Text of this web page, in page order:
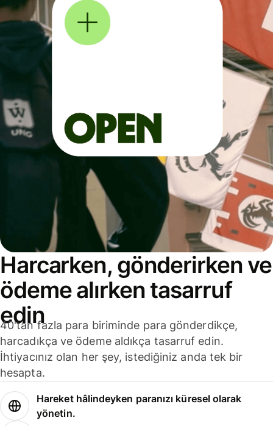
Harcarken, gönderirken ve
ödeme alırken tasarruf
edin
40'tan fazla para biriminde para gönderdikçe,
harcadıkça ve ödeme aldıkça tasarruf edin.
İhtiyacınız olan her şey, istediğiniz anda tek bir
hesapta.
Hareket hâlindeyken paranızı küresel olarak
yönetin.